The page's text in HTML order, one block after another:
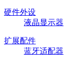
硬件外设
液晶显示器
扩展配件
蓝牙适配器